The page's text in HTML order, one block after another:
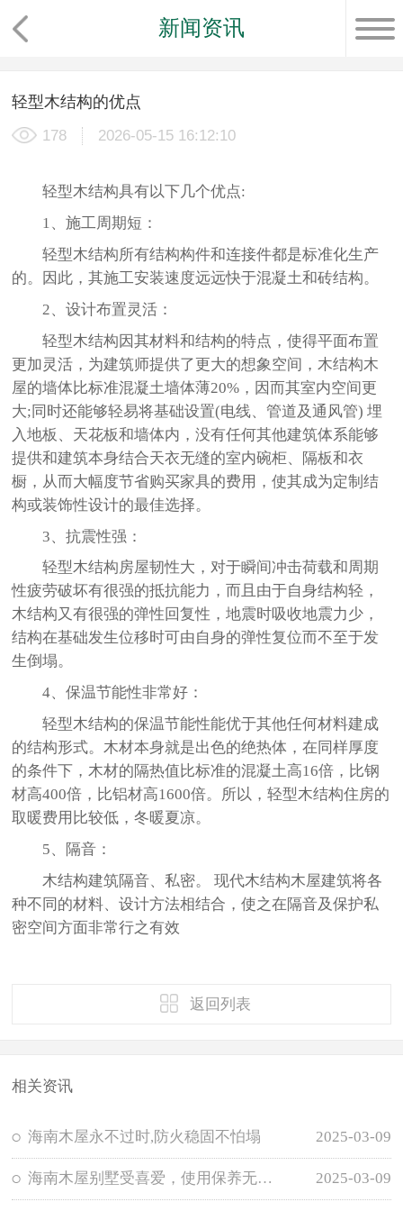
新闻资讯
轻型木结构的优点
178 2026-05-15 16:12:10
轻型木结构具有以下几个优点:
1、施工周期短：
轻型木结构所有结构构件和连接件都是标准化生产
的。因此，其施工安装速度远远快于混凝土和砖结构。
2、设计布置灵活：
轻型木结构因其材料和结构的特点，使得平面布置
更加灵活，为建筑师提供了更大的想象空间，木结构木
屋的墙体比标准混凝土墙体薄20%，因而其室内空间更
大;同时还能够轻易将基础设置(电线、管道及通风管) 埋
入地板、天花板和墙体内，没有任何其他建筑体系能够
提供和建筑本身结合天衣无缝的室内碗柜、隔板和衣
橱，从而大幅度节省购买家具的费用，使其成为定制结
构或装饰性设计的最佳选择。
3、抗震性强：
轻型木结构房屋韧性大，对于瞬间冲击荷载和周期
性疲劳破坏有很强的抵抗能力，而且由于自身结构轻，
木结构又有很强的弹性回复性，地震时吸收地震力少，
结构在基础发生位移时可由自身的弹性复位而不至于发
生倒塌。
4、保温节能性非常好：
轻型木结构的保温节能性能优于其他任何材料建成
的结构形式。木材本身就是出色的绝热体，在同样厚度
的条件下，木材的隔热值比标准的混凝土高16倍，比钢
材高400倍，比铝材高1600倍。所以，轻型木结构住房的
取暖费用比较低，冬暖夏凉。
5、隔音：
木结构建筑隔音、私密。 现代木结构木屋建筑将各
种不同的材料、设计方法相结合，使之在隔音及保护私
密空间方面非常行之有效
返回列表
相关资讯
海南木屋永不过时,防火稳固不怕塌 2025-03-09
海南木屋别墅受喜爱，使用保养无需担忧 2025-03-09